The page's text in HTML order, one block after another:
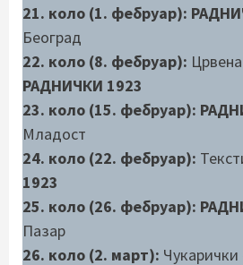
21. коло (1. фебруар):
Београд
22. коло (8. фебруар):
РАДНИЧКИ 1923
23. коло (15. фебруар):
Младост
24. коло (22. фебруар):
1923
25. коло (26. фебруар):
Пазар
26. коло (2. март): Чукарички